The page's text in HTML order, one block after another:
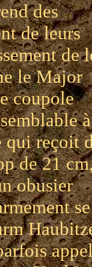
des
de leurs
de
le Major
coupole
à
qui reçoit
de 21
obusier
se